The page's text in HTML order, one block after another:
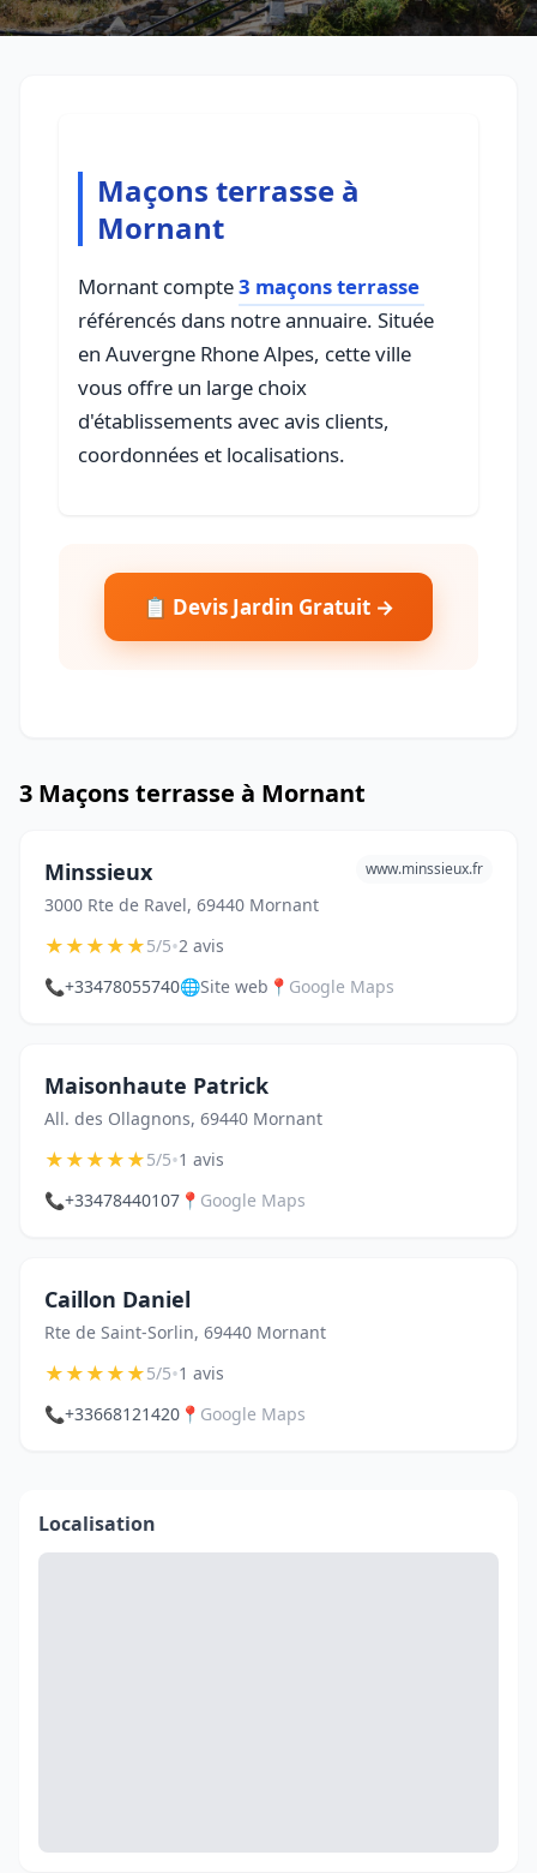
Maçons terrasse à
Mornant
Mornant compte3 maçons terrasse
référencés dans notre annuaire. Située
en Auvergne Rhone Alpes, cette ville
vous offre un large choix
d'établissements avec avis clients,
coordonnées et localisations.
📋 Devis Jardin Gratuit →
3 Maçons terrasse à Mornant
Minssieux
3000 Rte de Ravel, 69440 Mornant
www.minssieux.fr
★★★★★5/5•2 avis
📞+33478055740🌐Site web 📍 Google Maps
Maisonhaute Patrick
All. des Ollagnons, 69440 Mornant
★★★★★5/5•1 avis
📞+33478440107 📍 Google Maps
Caillon Daniel
Rte de Saint-Sorlin, 69440 Mornant
★★★★★5/5•1 avis
📞+33668121420 📍 Google Maps
Localisation